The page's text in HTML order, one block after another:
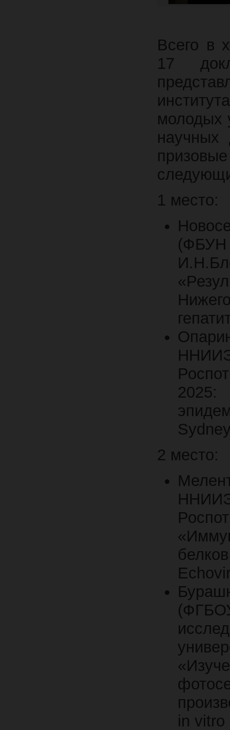
Всего в
17
молодых
научных
1 место:
2 место:
in vitro